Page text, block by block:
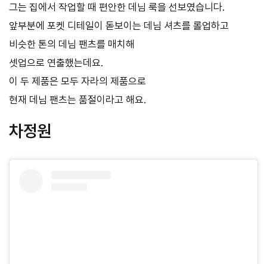
그는 집에서 작업할 때 편안한 데님 룩을 선보였습니다.
앞부분에 포켓 디테일이 돋보이는 데님 셔츠를 롤업하고
비슷한 톤의 데님 팬츠를 매치해
셋업으로 연출했는데요.
이 두 제품은 모두 자라의 제품으로
현재 데님 팬츠는 품절이라고 해요.
차정원